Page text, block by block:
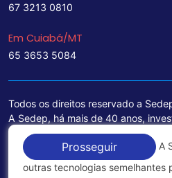
67 3213 0810
Em Cuiabá/MT
65 3653 5084
Todos os direitos reservado a
A Sedep, há mais de 40 anos,
treinamento de funcionários e na
ponta para a ampliação de seu
para a área jurídica, que
Prosseguir
A
outras tecnologias semelhantes